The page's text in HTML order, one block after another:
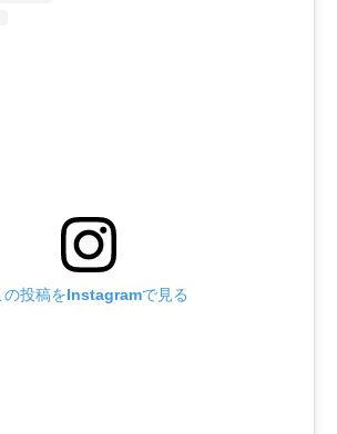
の投稿をInstagramで見る